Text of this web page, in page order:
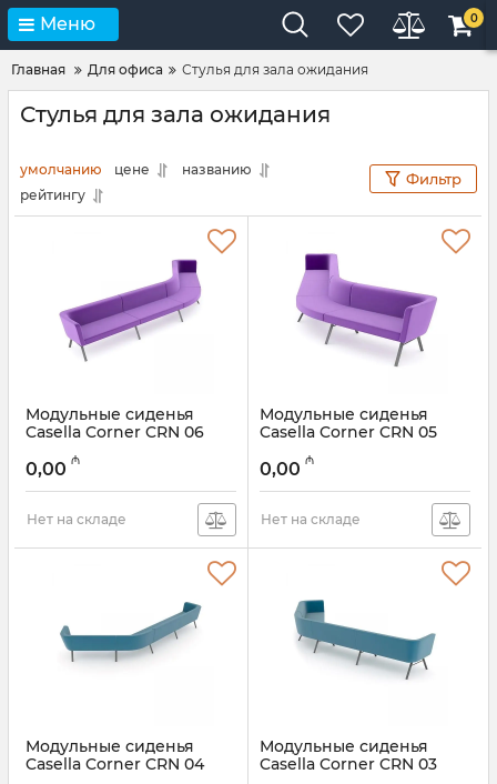
Меню 0
Главная Для офиса Стулья для зала ожидания
Стулья для зала ожидания
умолчанию цене
названию
рейтингу
Фильтр
Модульные сиденья
Casella Corner CRN 06
0,00 ₼
Нет на складе
Модульные сиденья
Casella Corner CRN 05
0,00 ₼
Нет на складе
Модульные сиденья
Casella Corner CRN 04
Модульные сиденья
Casella Corner CRN 03